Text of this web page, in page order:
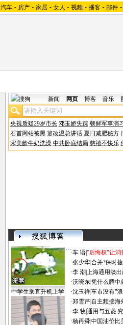
汽车 - 房产 - 家居 - 女人 - 视频 - 播客 - 邮件 -
新闻 网页 博客 音乐
央视质疑29岁市长 邓玉娇失踪 朝鲜军事演习
石首网站被黑 篡改温总讲话 夏日减肥秘方
宋美龄牛奶洗澡 中共卧底结局 慈禧不快乐
中学生乘直升机上学
·车 语|"后悔权"让消
·张少华|合并?保时
·李 潮 上海通用淡
·沃晓东|凭什么腾中
·沈玉祥|车市没有"
·郑雪芹| 自主频接海
·李 牧|通用与五菱
·杨再舜|中国油价比